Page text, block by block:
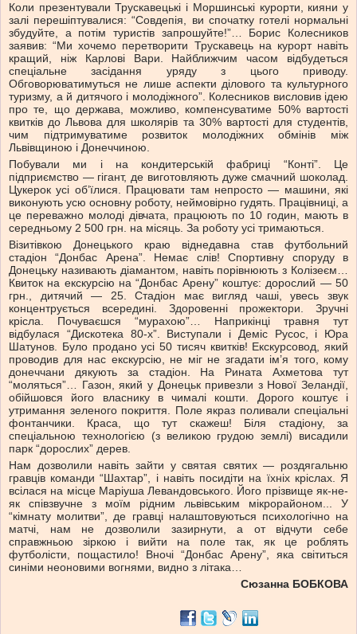
Коли презентували Трускавецькі і Моршинські курорти, кияни у
залі перешіптувалися: “Совдепія, ви спочатку готелі нормальні
збудуйте, а потім туристів запрошуйте!”… Борис Колесников
заявив: “Ми хочемо перетворити Трускавець на курорт навіть
кращий, ніж Карлові Вари. Найближчим часом відбудеться
спеціальне засідання уряду з цього приводу.
Обговорюватимуться не лише аспекти ділового та культурного
туризму, а й дитячого і молодіжного”. Колесников висловив ідею
про те, що держава, можливо, компенсуватиме 50% вартості
квитків до Львова для школярів та 30% вартості для студентів,
чим підтримуватиме розвиток молодіжних обмінів між
Львівщиною і Донеччиною.
Побували ми і на кондитерській фабриці “Конті”. Це
підприємство — гігант, де виготовляють дуже смачний шоколад.
Цукерок усі об’їлися. Працювати там непросто — машини, які
виконують усю основну роботу, неймовірно гудять. Працівниці, а
це переважно молоді дівчата, працюють по 10 годин, мають в
середньому 2 500 грн. на місяць. За роботу усі тримаються.
Візитівкою Донецького краю віднедавна став футбольний
стадіон “Донбас Арена”. Немає слів! Спортивну споруду в
Донецьку називають діамантом, навіть порівнюють з Колізеєм…
Квиток на екскурсію на “Донбас Арену” коштує: дорослий — 50
грн., дитячий — 25. Стадіон має вигляд чаші, увесь звук
концентрується всередині. Здоровенні прожектори. Зручні
крісла. Почуваєшся “мурахою”… Наприкінці травня тут
відбулася “Дискотека 80-х”. Виступали і Деміс Русос, і Юра
Шатунов. Було продано усі 50 тисяч квитків! Екскурсовод, який
проводив для нас екскурсію, не міг не згадати ім’я того, кому
донеччани дякують за стадіон. На Рината Ахметова тут
“моляться”… Газон, який у Донецьк привезли з Нової Зеландії,
обійшовся його власнику в чималі кошти. Дорого коштує і
утримання зеленого покриття. Поле якраз поливали спеціальні
фонтанчики. Краса, що тут скажеш! Біля стадіону, за
спеціальною технологією (з великою грудою землі) висадили
парк “дорослих” дерев.
Нам дозволили навіть зайти у святая святих — роздягальню
гравців команди “Шахтар”, і навіть посидіти на їхніх кріслах. Я
всілася на місце Маріуша Левандовського. Його прізвище як-не-
як співзвучне з моїм рідним львівським мікрорайоном... У
“кімнату молитви”, де гравці налаштовуються психологічно на
матчі, нам не дозволили зазирнути, а от відчути себе
справжньою зіркою і вийти на поле так, як це роблять
футболісти, пощастило! Вночі “Донбас Арену”, яка світиться
синіми неоновими вогнями, видно з літака…
Сюзанна БОБКОВА